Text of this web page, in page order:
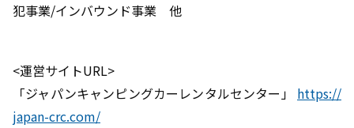
犯事業/インバウンド事業 他
<運営サイトURL>
「ジャパンキャンピングカーレンタルセンター」 https://
japan-crc.com/